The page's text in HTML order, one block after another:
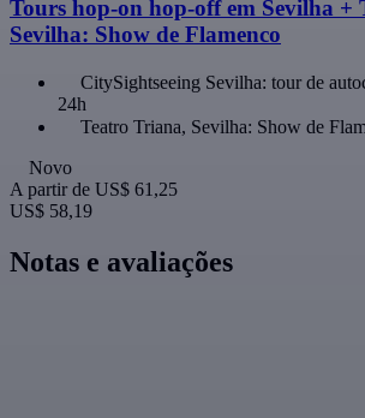
Tours hop-on hop-off em Sevilha +
Sevilha: Show de Flamenco
CitySightseeing Sevilha: tour de
24h
Teatro Triana, Sevilha: Show de
Novo
A partir de US$ 61,25
US$ 58,19
Notas e avaliações